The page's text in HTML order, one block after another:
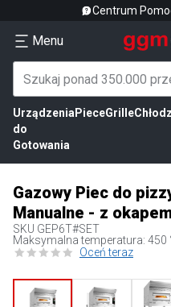
Centrum
Menu
Urządzenia
do
Gotowania
PieceGrille
Gazowy Piec do
Manualne - z
SKU GEP6T#SET
Maksymalna temperatura: 450
Oceń teraz